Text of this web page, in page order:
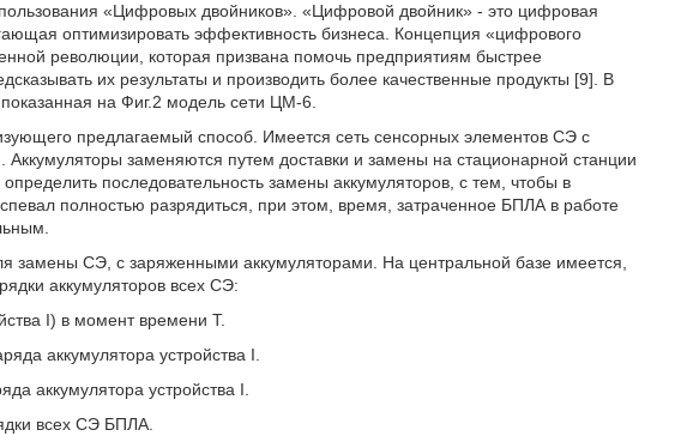
«Цифровых двойников». «Цифровой двойник» - это цифровая
оптимизировать эффективность бизнеса. Концепция «цифрового
революции, которая призвана помочь предприятиям быстрее
их результаты и производить более качественные продукты [9]. В
на Фиг.2 модель сети ЦМ-6.
предлагаемый способ. Имеется сеть сенсорных элементов СЭ с
заменяются путем доставки и замены на стационарной станции
последовательность замены аккумуляторов, с тем, чтобы в
полностью разрядиться, при этом, время, затраченное БПЛА в работе
замены СЭ, с заряженными аккумуляторами. На центральной базе имеется,
аккумуляторов всех СЭ:
I) в момент времени Т.
аккумулятора устройства I.
аккумулятора устройства I.
всех СЭ БПЛА.